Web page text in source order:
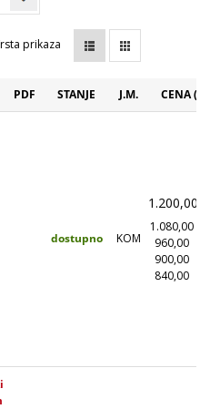
prikaza
PDF STANJE J.M. CENA
dostupno KOM
1.200,00
1.080,00
960,00
900,00
840,00